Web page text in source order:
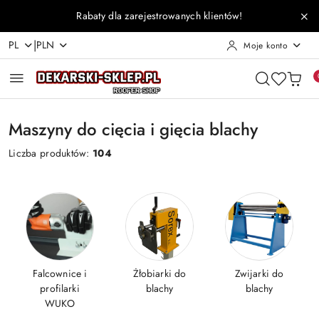
Przejdź do treści głównej
Przejdź do wyszukiwarki
Przejdź do moje konto
Przejdź do menu głównego
Przejdź do stopkiRabaty dla zarejestrowanych klientów!
PL |PLN Moje konto
Maszyny do cięcia i gięcia blachy
Liczba produktów: 104
Falcownice i
profilarki
WUKO
Żłobiarki do
blachy
Zwijarki do
blachy